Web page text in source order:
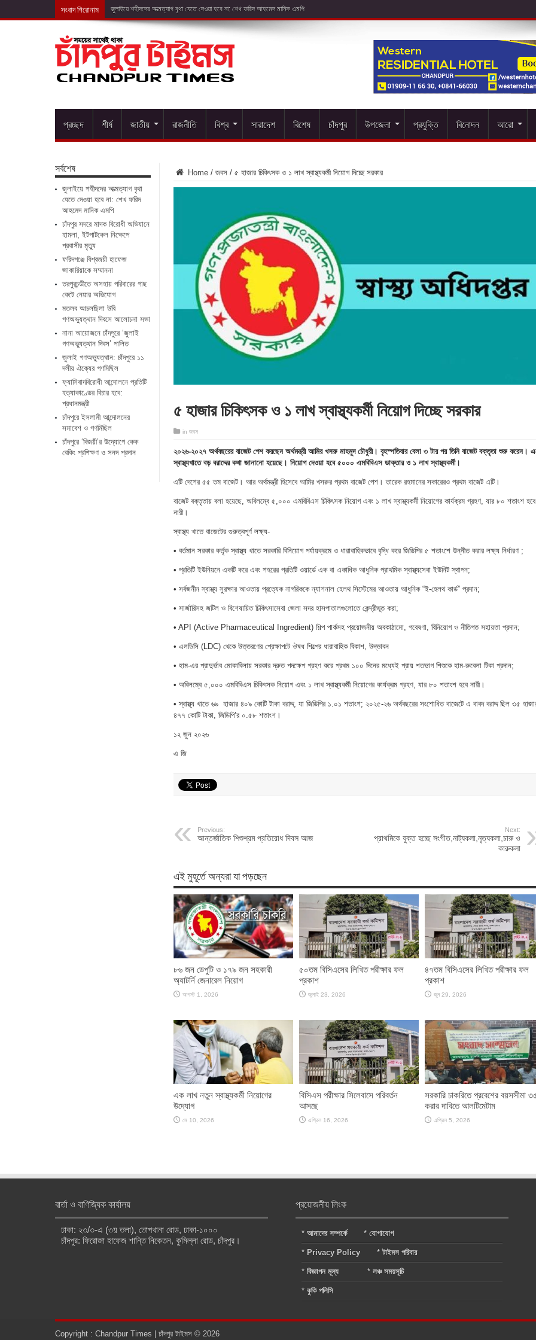
সংবাদ শিরোনাম চ
প্রচ্ছদ শীর্ষ জাতীয় রাজনীতি বিশ্ব সারাদেশ বিশেষ চাঁদপুর উপজেলা প্রযুক্তি বিনোদন আরো
Home / জবস / ৫ হাজার চিকিৎসক ও ১ লাখ স্বাস্থ্যকর্মী নিয়োগ দিচ্ছে সরকার
৫ হাজার চিকিৎসক ও ১ লাখ স্বাস্থ্যকর্মী নিয়োগ দিচ্ছে সরকার
in জবস
২০২৬-২০২৭ অর্থবছরের বাজেট পেশ করছেন অর্থমন্ত্রী আমির খসরু মাহমুদ চৌধুরী। বৃহস্পতিবার বেলা ৩ টার পর তিনি বাজেট বক্তৃতা শুরু করেন।
স্বাস্থ্যখাতে বড় বরাদ্দের কথা জানানো হয়েছে। নিয়োগ দেওয়া হবে ৫০০০ এমবিবিএস ডাক্তার ও ১ লাখ স্বাস্থ্যকর্মী।
এটি দেশের ৫৫ তম বাজেট। আর অর্থমন্ত্রী হিসেবে আমির খসরুর প্রথম বাজেট পেশ। তারেক রহমানের সকারেরও প্রথম বাজেট এটি।
বাজেট বক্তৃতায় বলা হয়েছে, অবিলম্বে ৫,০০০ এমবিবিএস চিকিৎসক নিয়োগ এবং ১ লাখ স্বাস্থ্যকর্মী নিয়োগের কার্যক্রম গ্রহণ, যার ৮০ শতাংশ হবে
নারী।
স্বাস্থ্য খাতে বাজেটের গুরুত্বপূর্ণ লক্ষ্য-
• বর্তমান সরকার কর্তৃক স্বাস্থ্য খাতে সরকারি বিনিয়োগ পর্যায়ক্রমে ও ধারাবাহিকভাবে বৃদ্ধি করে জিডিপির ৫ শতাংশে উন্নীত করার লক্ষ্য নির্ধারণ ;
• প্রতিটি ইউনিয়নে একটি করে এবং শহরের প্রতিটি ওয়ার্ডে এক বা একাধিক আধুনিক প্রাথমিক স্বাস্থ্যসেবা ইউনিট স্থাপন;
• সর্বজনীন স্বাস্থ্য সুরক্ষার আওতায় প্রত্যেক নাগরিককে ন্যাশনাল হেলথ সিস্টেমের আওতায় আধুনিক “ই-হেলথ কার্ড” প্রদান;
• সার্জারিসহ জটিল ও বিশেষায়িত চিকিৎসাসেবা জেলা সদর হাসপাতালগুলোতে কেন্দ্রীভূত করা;
• API (Active Pharmaceutical Ingredient) শিল্প পার্কসহ প্রয়োজনীয় অবকাঠামো, গবেষণা, বিনিয়োগ ও নীতিগত সহায়তা প্রদান;
• এলডিসি (LDC) থেকে উত্তরণের প্রেক্ষাপটে ঔষধ শিল্পের ধারাবাহিক বিকাশ, উদ্ভাবন
• হাম-এর প্রাদুর্ভাব মোকাবিলায় সরকার দ্রুত পদক্ষেপ গ্রহণ করে প্রথম ১০০ দিনের মধ্যেই প্রায় শতভাগ শিশুকে হাম-রুবেলা টিকা প্রদান;
• অবিলম্বে ৫,০০০ এমবিবিএস চিকিৎসক নিয়োগ এবং ১ লাখ স্বাস্থ্যকর্মী নিয়োগের কার্যক্রম গ্রহণ, যার ৮০ শতাংশ হবে নারী।
• স্বাস্থ্য খাতে ৬৯ হাজার ৪০৯ কোটি টাকা বরাদ্দ, যা জিডিপির ১.০১ শতাংশ; ২০২৫-২৬ অর্থবছরের সংশোধিত বাজেটে এ বাবদ বরাদ্দ ছিল ৩৫
৪৭৭ কোটি টাকা, জিডিপি’র ০.৫৮ শতাংশ।
১২ জুন ২০২৬
এ জি
Previous:
আন্তর্জাতিক শিশুশ্রম প্রতিরোধ দিবস আজ
Next:
প্রাথমিকে যুক্ত হচ্ছে সংগীত,নাট্যকলা,নৃত্যকলা,চারু ও
কারুকলা
এই মুহূর্তে অন্যরা যা পড়ছেন
৮৬ জন ডেপুটি ও ১৭৯ জন সহকারী
অ্যাটর্নি জেনারেল নিয়োগ
আগস্ট 1, 2026
৫০তম বিসিএসের লিখিত পরীক্ষার ফল
প্রকাশ
জুলাই 23, 2026
৪৭তম বিসিএসের লিখিত পরীক্ষার ফল
প্রকাশ
জুন 29, 2026
এক লাখ নতুন স্বাস্থ্যকর্মী নিয়োগের
উদ্যোগ
মে 10, 2026
বিসিএস পরীক্ষার সিলেবাসে পরিবর্তন
আসছে
এপ্রিল 16, 2026
সরকারি চাকরিতে প্রবেশের বয়সসীমা
করার দাবিতে আলটিমেটাম
এপ্রিল 5, 2026
সর্বশেষ
জুলাইয়ে শহীদদের আত্মত্যাগ বৃথা
যেতে দেওয়া হবে না: শেখ ফরিদ
আহমেদ মানিক এমপি
চাঁদপুর সদরে মাদক বিরোধী অভিযানে
হামলা, ইটপাটকেল নিক্ষেপে
প্রবাসীর মৃত্যু
ফরিদগঞ্জে বিশ্বজয়ী হাফেজ
জাকারিয়াকে সম্মাননা
তরপুরচন্ডীতে অসহায় পরিবারের গাছ
কেটে নেয়ার অভিযোগ
মতলব আচলছিলা উবি
গণঅভ্যুত্থান দিবসে আলোচনা সভা
নানা আয়োজনে চাঁদপুরে ‘জুলাই
গণঅভ্যুত্থান দিবস’ পালিত
জুলাই গণঅভ্যুত্থান: চাঁদপুরে ১১
দলীয় ঐক্যের গণমিছিল
ফ্যাসিবাদবিরোধী আন্দোলনে প্রতিটি
হত্যাকাণ্ডের বিচার হবে:
প্রধানমন্ত্রী
চাঁদপুরে ইসলামী আন্দোলনের
সমাবেশ ও গণমিছিল
চাঁদপুরে ‘বিজয়ী’র উদ্যোগে কেক
বেকিং প্রশিক্ষণ ও সনদ প্রদান
বার্তা ও বাণিজ্যিক কার্যালয়
ঢাকা: ২৩/৩-এ (৩য় তলা), তোপখানা রোড, ঢাকা-১০০০
চাঁদপুর: ফিরোজা হাফেজ শান্তি নিকেতন, কুমিল্লা রোড, চাঁদপুর।
প্রয়োজনীয় লিংক
*আমাদের সম্পর্কে *যোগাযোগ
* Privacy Policy *টাইমস পরিবার
*বিজ্ঞাপন মূল্য *লঞ্চ সময়সূচি
*কুকি পলিসি
Copyright : Chandpur Times | চাঁদপুর টাইমস © 2026